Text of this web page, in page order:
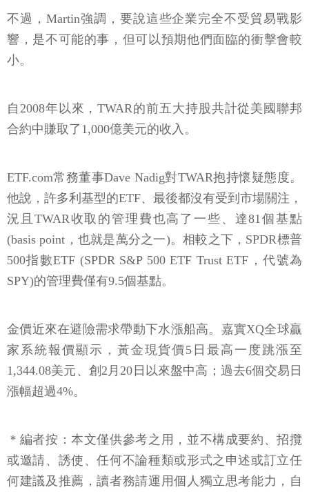
不過，Martin強調，要說這些企業完全不受貿易戰影
響，是不可能的事，但可以預期他們面臨的衝擊會較
小。
自2008年以來，TWAR的前五大持股共計從美國聯邦
合約中賺取了1,000億美元的收入。
ETF.com常務董事Dave Nadig對TWAR抱持懷疑態度。
他說，許多利基型的ETF、最後都沒有受到市場關注，
況且TWAR收取的管理費也高了一些、達81個基點
(basis point，也就是萬分之一)。相較之下，SPDR標普
500指數ETF (SPDR S&P 500 ETF Trust ETF，代號為
SPY)的管理費僅有9.5個基點。
金價近來在避險需求帶動下水漲船高。嘉實XQ全球贏
家系統報價顯示，黃金現貨價5日最高一度跳漲至
1,344.08美元、創2月20日以來盤中高；過去6個交易日
漲幅超過4%。
＊編者按：本文僅供參考之用，並不構成要約、招攬
或邀請、誘使、任何不論種類或形式之申述或訂立任
何建議及推薦，讀者務請運用個人獨立思考能力，自